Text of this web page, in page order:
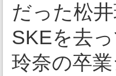
だった松
SKEを去
玲奈の卒